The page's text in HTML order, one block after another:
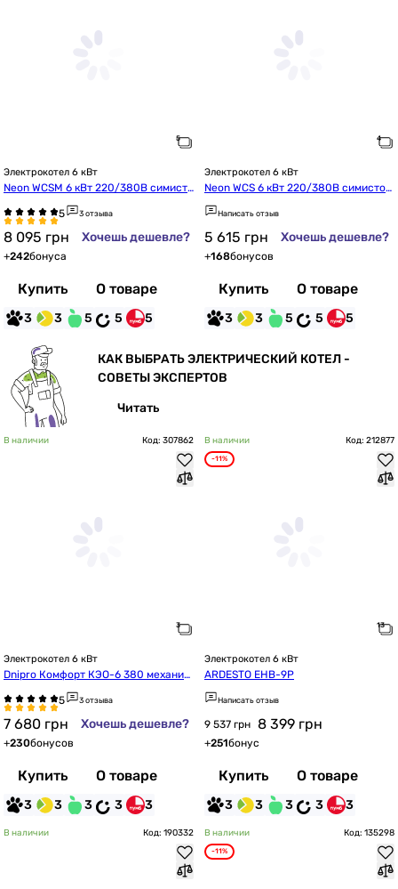
Электрокотел 6 кВт
Neon WCSM 6 кВт 220/380В симисто
р Philips с насосом (m16317)
3 отзыва
8 095 грн Хочешь дешевле?
+242бонуса
Купить О товаре
3 3 5 5 5
Электрокотел 6 кВт
Neon WCS 6 кВт 220/380В симистор
Philips (s16311)
Написать отзыв
5 615 грн Хочешь дешевле?
+168бонусов
Купить О товаре
3 3 5 5 5
КАК ВЫБРАТЬ ЭЛЕКТРИЧЕСКИЙ КОТЕЛ -
СОВЕТЫ ЭКСПЕРТОВ
Читать
В наличии Код: 307862
Электрокотел 6 кВт
Dnipro Комфорт КЭО-6 380 механич
еский с насосом IBO
3 отзыва
7 680 грн Хочешь дешевле?
+230бонусов
Купить О товаре
3 3 3 3 3
В наличии Код: 212877
-11%
Электрокотел 6 кВт
ARDESTO EHB-9P
Написать отзыв
9 537 грн 8 399 грн
+251бонус
Купить О товаре
3 3 3 3 3
В наличии Код: 190332 В наличии Код: 135298
-11%